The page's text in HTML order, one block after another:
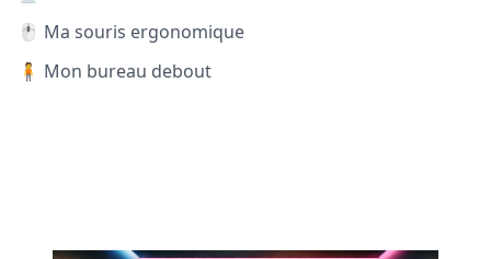
🖱️ Ma souris ergonomique
🧍 Mon bureau debout